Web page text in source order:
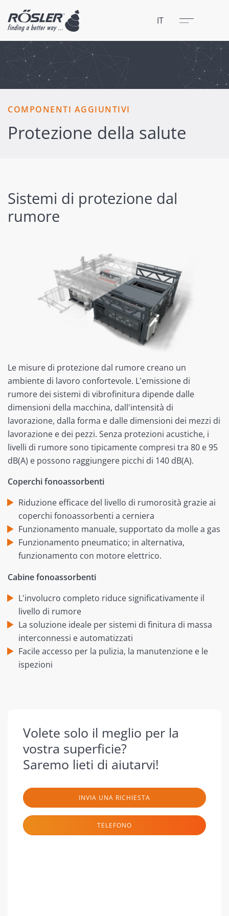
IT Menu
Chiudere
COMPONENTI AGGIUNTIVI
Protezione della salute
Sistemi di protezione dal
rumore
Le misure di protezione dal rumore creano un
ambiente di lavoro confortevole. L'emissione di
rumore dei sistemi di vibrofinitura dipende dalle
dimensioni della macchina, dall'intensità di
lavorazione, dalla forma e dalle dimensioni dei mezzi di
lavorazione e dei pezzi. Senza protezioni acustiche, i
livelli di rumore sono tipicamente compresi tra 80 e 95
dB(A) e possono raggiungere picchi di 140 dB(A).
Coperchi fonoassorbenti
Riduzione efficace del livello di rumorosità grazie ai
coperchi fonoassorbenti a cerniera
Funzionamento manuale, supportato da molle a gas
Funzionamento pneumatico; in alternativa,
funzionamento con motore elettrico.
Cabine fonoassorbenti
L'involucro completo riduce significativamente il
livello di rumore
La soluzione ideale per sistemi di finitura di massa
interconnessi e automatizzati
Facile accesso per la pulizia, la manutenzione e le
ispezioni
Volete solo il meglio per la
vostra superficie?
Saremo lieti di aiutarvi!
INVIA UNA RICHIESTA
TELEFONO